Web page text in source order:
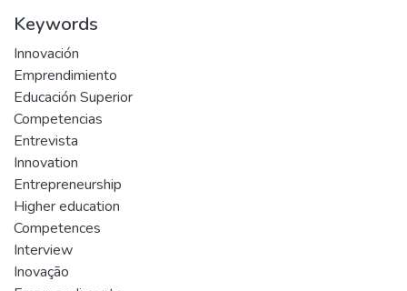
Keywords
Innovación
Emprendimiento
Educación Superior
Competencias
Entrevista
Innovation
Entrepreneurship
Higher education
Competences
Interview
Inovação